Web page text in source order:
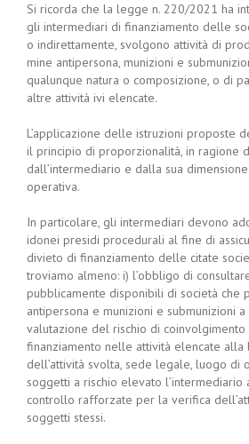
Si ricorda che la legge n. 220/2021 ha
gli intermediari di finanziamento delle
o indirettamente, svolgono attività di
mine antipersona, munizioni e
qualunque natura o composizione, o di
altre attività ivi elencate.
L’applicazione delle istruzioni proposte
il principio di proporzionalità, in ragione
dall’intermediario e dalla sua
operativa.
In particolare, gli intermediari devono
idonei presidi procedurali al fine di
divieto di finanziamento delle citate
troviamo almeno: i) l’obbligo di
pubblicamente disponibili di società che
antipersona e munizioni e submunizioni
valutazione del rischio di
finanziamento nelle attività elencate alla
dell’attività svolta, sede legale, luogo di
soggetti a rischio elevato l’intermediario
controllo rafforzate per la verifica
soggetti stessi.